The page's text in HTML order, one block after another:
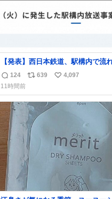
【発表】西日本鉄道、駅構内で流
音声”に声明「被害届も検討」
news.livedoor.com/article/detail… 4日に
鉄福岡（天神）駅および薬院駅で
構内放送事案について声明を公表
三者によって駅構内放送設備に外
に音声が流された可能性も含めて
施」と説明した。
返
信
数
124
リ
ス
ト
数
639
い
ね
4,097
11時間前